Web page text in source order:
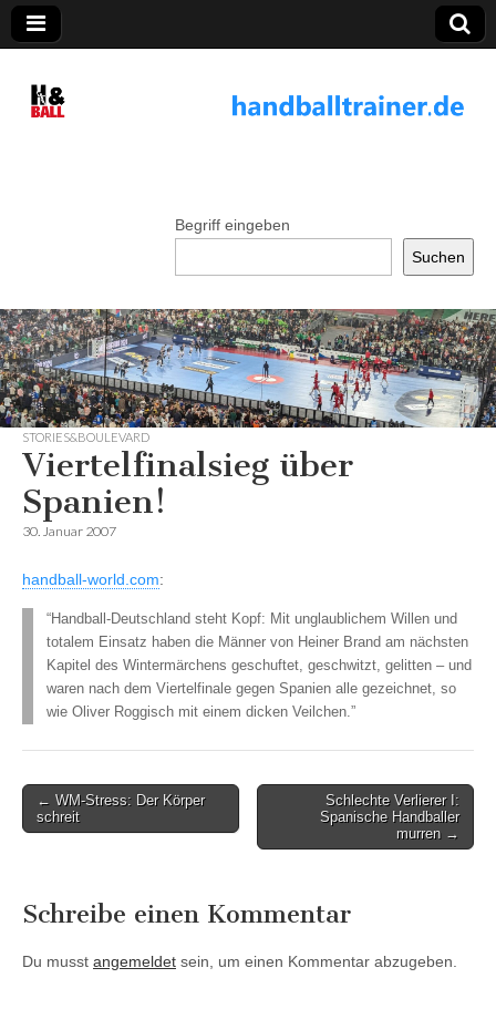
Begriff eingeben
Suchen
STORIES&BOULEVARD
Viertelfinalsieg über
Spanien!
30. Januar 2007
handball-world.com:
“Handball-Deutschland steht Kopf: Mit unglaublichem Willen und
totalem Einsatz haben die Männer von Heiner Brand am nächsten
Kapitel des Wintermärchens geschuftet, geschwitzt, gelitten – und
waren nach dem Viertelfinale gegen Spanien alle gezeichnet, so
wie Oliver Roggisch mit einem dicken Veilchen.”
Post
navigation
← WM-Stress: Der Körper
schreit
Schlechte Verlierer I:
Spanische Handballer
murren →
Schreibe einen Kommentar
Du musst angemeldet sein, um einen Kommentar abzugeben.